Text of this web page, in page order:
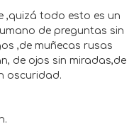
,quizá todo esto es un
de preguntas sin
,de muñecas rusas
de ojos sin miradas,de
oscuridad.